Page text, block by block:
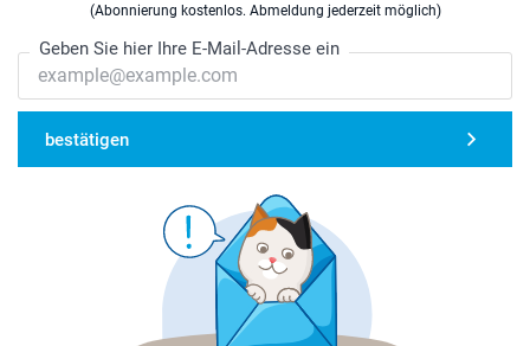
(Abonnierung kostenlos. Abmeldung jederzeit möglich)
Geben Sie hier Ihre E-Mail-Adresse ein
bestätigen